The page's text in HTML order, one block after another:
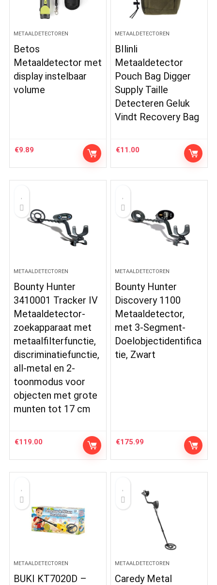
METAALDETECTOREN
Betos
Metaaldetector met
display instelbaar
volume
€9.89
METAALDETECTOREN
BIlinli
Metaaldetector
Pouch Bag Digger
Supply Taille
Detecteren Geluk
Vindt Recovery Bag
€11.00
METAALDETECTOREN
Bounty Hunter
3410001 Tracker IV
Metaaldetector-
zoekapparaat met
metaalfilterfunctie,
discriminatiefunctie,
all-metal en 2-
toonmodus voor
objecten met grote
munten tot 17 cm
€119.00
METAALDETECTOREN
Bounty Hunter
Discovery 1100
Metaaldetector,
met 3-Segment-
Doelobjectidentifica
tie, Zwart
€175.99
METAALDETECTOREN
BUKI KT7020D –
METAALDETECTOREN
Caredy Metal